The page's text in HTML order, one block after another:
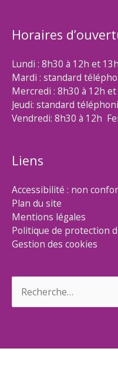
Horaires
Lundi : 8h30 à 12h et
Mardi : standard
Mercredi : 8h30 à 12h
Jeudi: standard
Vendredi: 8h30 à 12h
Liens
Accessibilité : non
Plan du site
Mentions légales
Politique de protection
Gestion des cookies